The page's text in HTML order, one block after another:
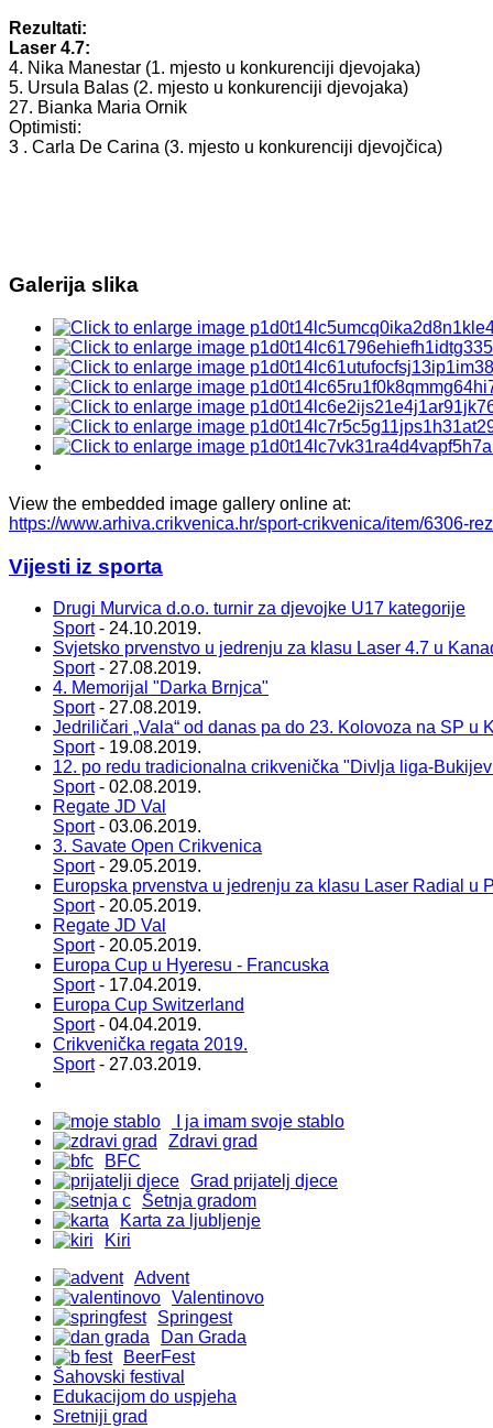
Rezultati:
Laser 4.7:
4. Nika Manestar (1. mjesto u konkurenciji djevojaka)
5. Ursula Balas (2. mjesto u konkurenciji djevojaka)
27. Bianka Maria Ornik
Optimisti:
3 . Carla De Carina (3. mjesto u konkurenciji djevojčica)
Galerija slika
View the embedded image gallery online at:
https://www.arhiva.crikvenica.hr/sport-crikvenica/item/6306-
Vijesti iz sporta
Drugi Murvica d.o.o. turnir za djevojke U17 kategorije
Sport- 24.10.2019.
Svjetsko prvenstvo u jedrenju za klasu Laser 4.7 u
Sport- 27.08.2019.
4. Memorijal "Darka Brnjca"
Sport- 27.08.2019.
Jedriličari „Vala“ od danas pa do 23. Kolovoza na SP u
Sport- 19.08.2019.
12. po redu tradicionalna crikvenička "Divlja liga-
Sport- 02.08.2019.
Regate JD Val
Sport- 03.06.2019.
3. Savate Open Crikvenica
Sport- 29.05.2019.
Europska prvenstva u jedrenju za klasu Laser Radial u
Sport- 20.05.2019.
Regate JD Val
Sport- 20.05.2019.
Europa Cup u Hyeresu - Francuska
Sport- 17.04.2019.
Europa Cup Switzerland
Sport- 04.04.2019.
Crikvenička regata 2019.
Sport- 27.03.2019.
I ja imam svoje stablo
Zdravi grad
BFC
Grad prijatelj djece
Šetnja gradom
Karta za ljubljenje
Kiri
Advent
Valentinovo
Springest
Dan Grada
BeerFest
Šahovski festival
Edukacijom do uspjeha
Sretniji grad